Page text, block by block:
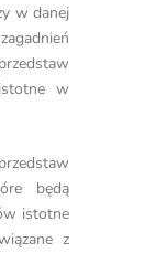
w danej
w
będą
istotne
z